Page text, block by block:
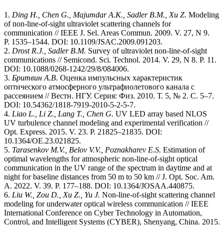
1. Ding H., Chen G., Majumdar A.K., Sadler B.M., Xu Z. Modeling
of non-line-of-sight ultraviolet scattering channels for
communication // IEEE J. Sel. Areas Commun. 2009. V. 27, N 9.
P. 1535–1544. DOI: 10.1109/JSAC.2009.091203.
2. Drost R.J., Sadler B.M. Survey of ultraviolet non-line-of-sight
communications // Semicond. Sci. Technol. 2014. V. 29, N 8. P. 11.
DOI: 10.1088/0268-1242/29/8/084006.
3. Бритвин А.В. Оценка импульсных характеристик
оптического атмосферного ультрафиолетового канала с
рассеянием // Вестн. НГУ. Серия: Физ. 2010. Т. 5, № 2. С. 5–7.
DOI: 10.54362/1818-7919-2010-5-2-5-7.
4. Liao L., Li Z., Lang T., Chen G. UV LED array based NLOS
UV turbulence channel modeling and experimental verification //
Opt. Express. 2015. V. 23. P. 21825–21835. DOI:
10.1364/OE.23.021825.
5. Tarasenkov M.V., Belov V.V., Poznakharev E.S. Estimation of
optimal wavelengths for atmospheric non-line-of-sight optical
communication in the UV range of the spectrum in daytime and at
night for baseline distances from 50 m to 50 km // J. Opt. Soc. Am.
A. 2022. V. 39. P. 177–188. DOI: 10.1364/JOSAA.440875.
6. Liu W., Zou D., Xu Z., Yu J. Non-line-of-sight scattering channel
modeling for underwater optical wireless communication // IEEE
International Conference on Cyber Technology in Automation,
Control, and Intelligent Systems (CYBER), Shenyang, China. 2015.